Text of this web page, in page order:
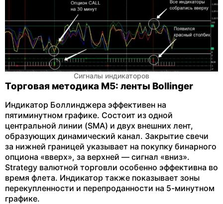
Сигналы индикаторов
Торговая методика М5: ленты Bollinger
Индикатор Боллинджера эффективен на
пятиминутном графике. Состоит из одной
центральной линии (SMA) и двух внешних лент,
образующих динамический канал. Закрытие свечи
за нижней границей указывает на покупку бинарного
опциона «вверх», за верхней — сигнал «вниз».
Strategy валютной торговли особенно эффективна во
время флета. Индикатор также показывает зоны
перекупленности и перепроданности на 5-минутном
графике.